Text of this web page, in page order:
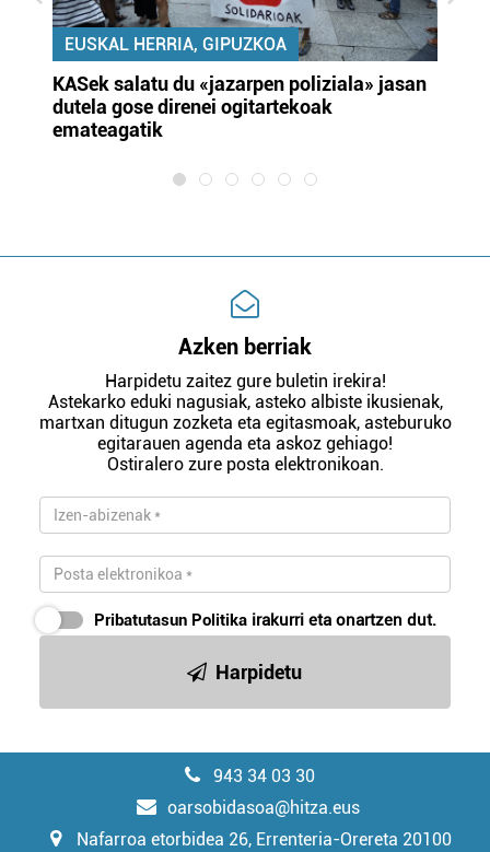
EUSKAL HERRIA, GIPUZKOA
KASek salatu du «jazarpen poliziala» jasan
dutela gose direnei ogitartekoak
emateagatik
Azken berriak
Harpidetu zaitez gure buletin irekira!
Astekarko eduki nagusiak, asteko albiste ikusienak,
martxan ditugun zozketa eta egitasmoak, asteburuko
egitarauen agenda eta askoz gehiago!
Ostiralero zure posta elektronikoan.
Pribatutasun Politika irakurri eta onartzen dut.
Harpidetu
943 34 03 30
oarsobidasoa@hitza.eus
Nafarroa etorbidea 26, Errenteria-Orereta 20100